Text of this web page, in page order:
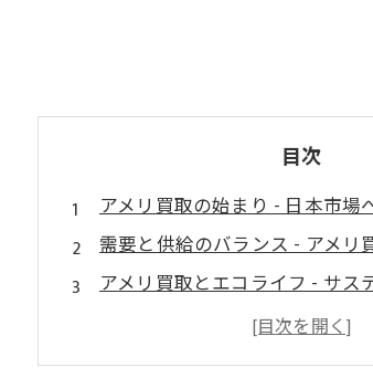
目次
アメリ買取の始まり - 日本市場
需要と供給のバランス - アメリ
アメリ買取とエコライフ - サス
テクノロジーとアメリ買取 - デ
未来のアメリ買取 - 新たな展望